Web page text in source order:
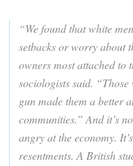
“We found that white
setbacks or worry about
owners most attached to
sociologists said.
gun made them a better
communities.” And it’s
angry at the economy.
resentments. A British